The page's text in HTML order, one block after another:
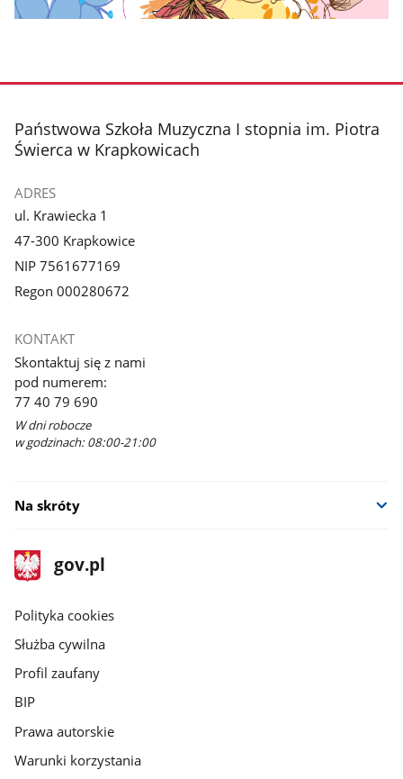
stopka
Państwowa Szkoła Muzyczna I stopnia im. Piotra
Świerca w Krapkowicach
ADRES
ul. Krawiecka 1
47-300 Krapkowice
NIP 7561677169
Regon 000280672
KONTAKT
Skontaktuj się z nami
pod numerem:
77 40 79 690
W dni robocze
w godzinach: 08:00-21:00
Na skróty
stopka
gov.pl
Strona
gov.pl
gov.pl
Polityka cookies
Służba cywilna
Profil zaufany
BIP
Prawa autorskie
Warunki korzystania